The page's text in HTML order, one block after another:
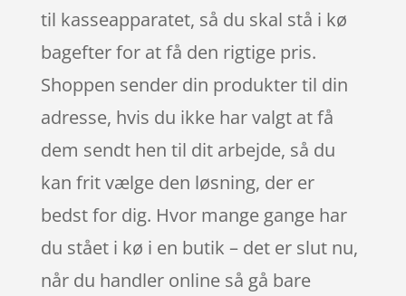
til kasseapparatet, så du skal stå i kø
bagefter for at få den rigtige pris.
Shoppen sender din produkter til din
adresse, hvis du ikke har valgt at få
dem sendt hen til dit arbejde, så du
kan frit vælge den løsning, der er
bedst for dig. Hvor mange gange har
du stået i kø i en butik – det er slut nu,
når du handler online så gå bare